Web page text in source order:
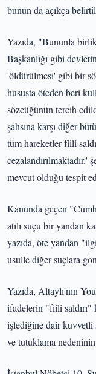
bunun da açıkça
Yazıda, "Bununla
Başkanlığı gibi
'öldürülmesi' gibi bir
hususta öteden beri
sözcüğünün tercih
şahsına karşı diğer
tüm hareketler fiili
cezalandırılmaktadır.'
mevcut olduğu tespit
Kanunda geçen
atılı suçu bir yandan
yazıda, öte yandan
usulle diğer suçlara
Yazıda, Altaylı'nın
ifadelerin "fiili saldırı"
işlediğine dair kuvvetli
ve tutuklama